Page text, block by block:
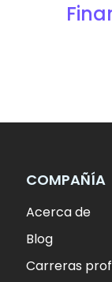
COMPAÑÍA
Acerca de
Blog
Carreras